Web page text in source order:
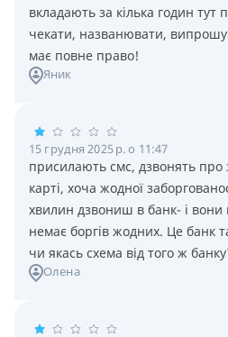
вкладають за кілька годин тут
чекати, названювати,
має повне право!
Яник
15 грудня 2025 р. о 11:47
присилають смс, дзвонять про
карті, хоча жодної
хвилин дзвониш в банк- і вони
немає боргів жодних. Це банк
чи якась схема від того ж
Олена